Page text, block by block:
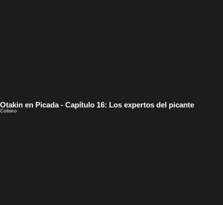
Otakin en Picada - Capítulo 16: Los expertos del picante
Coliseo